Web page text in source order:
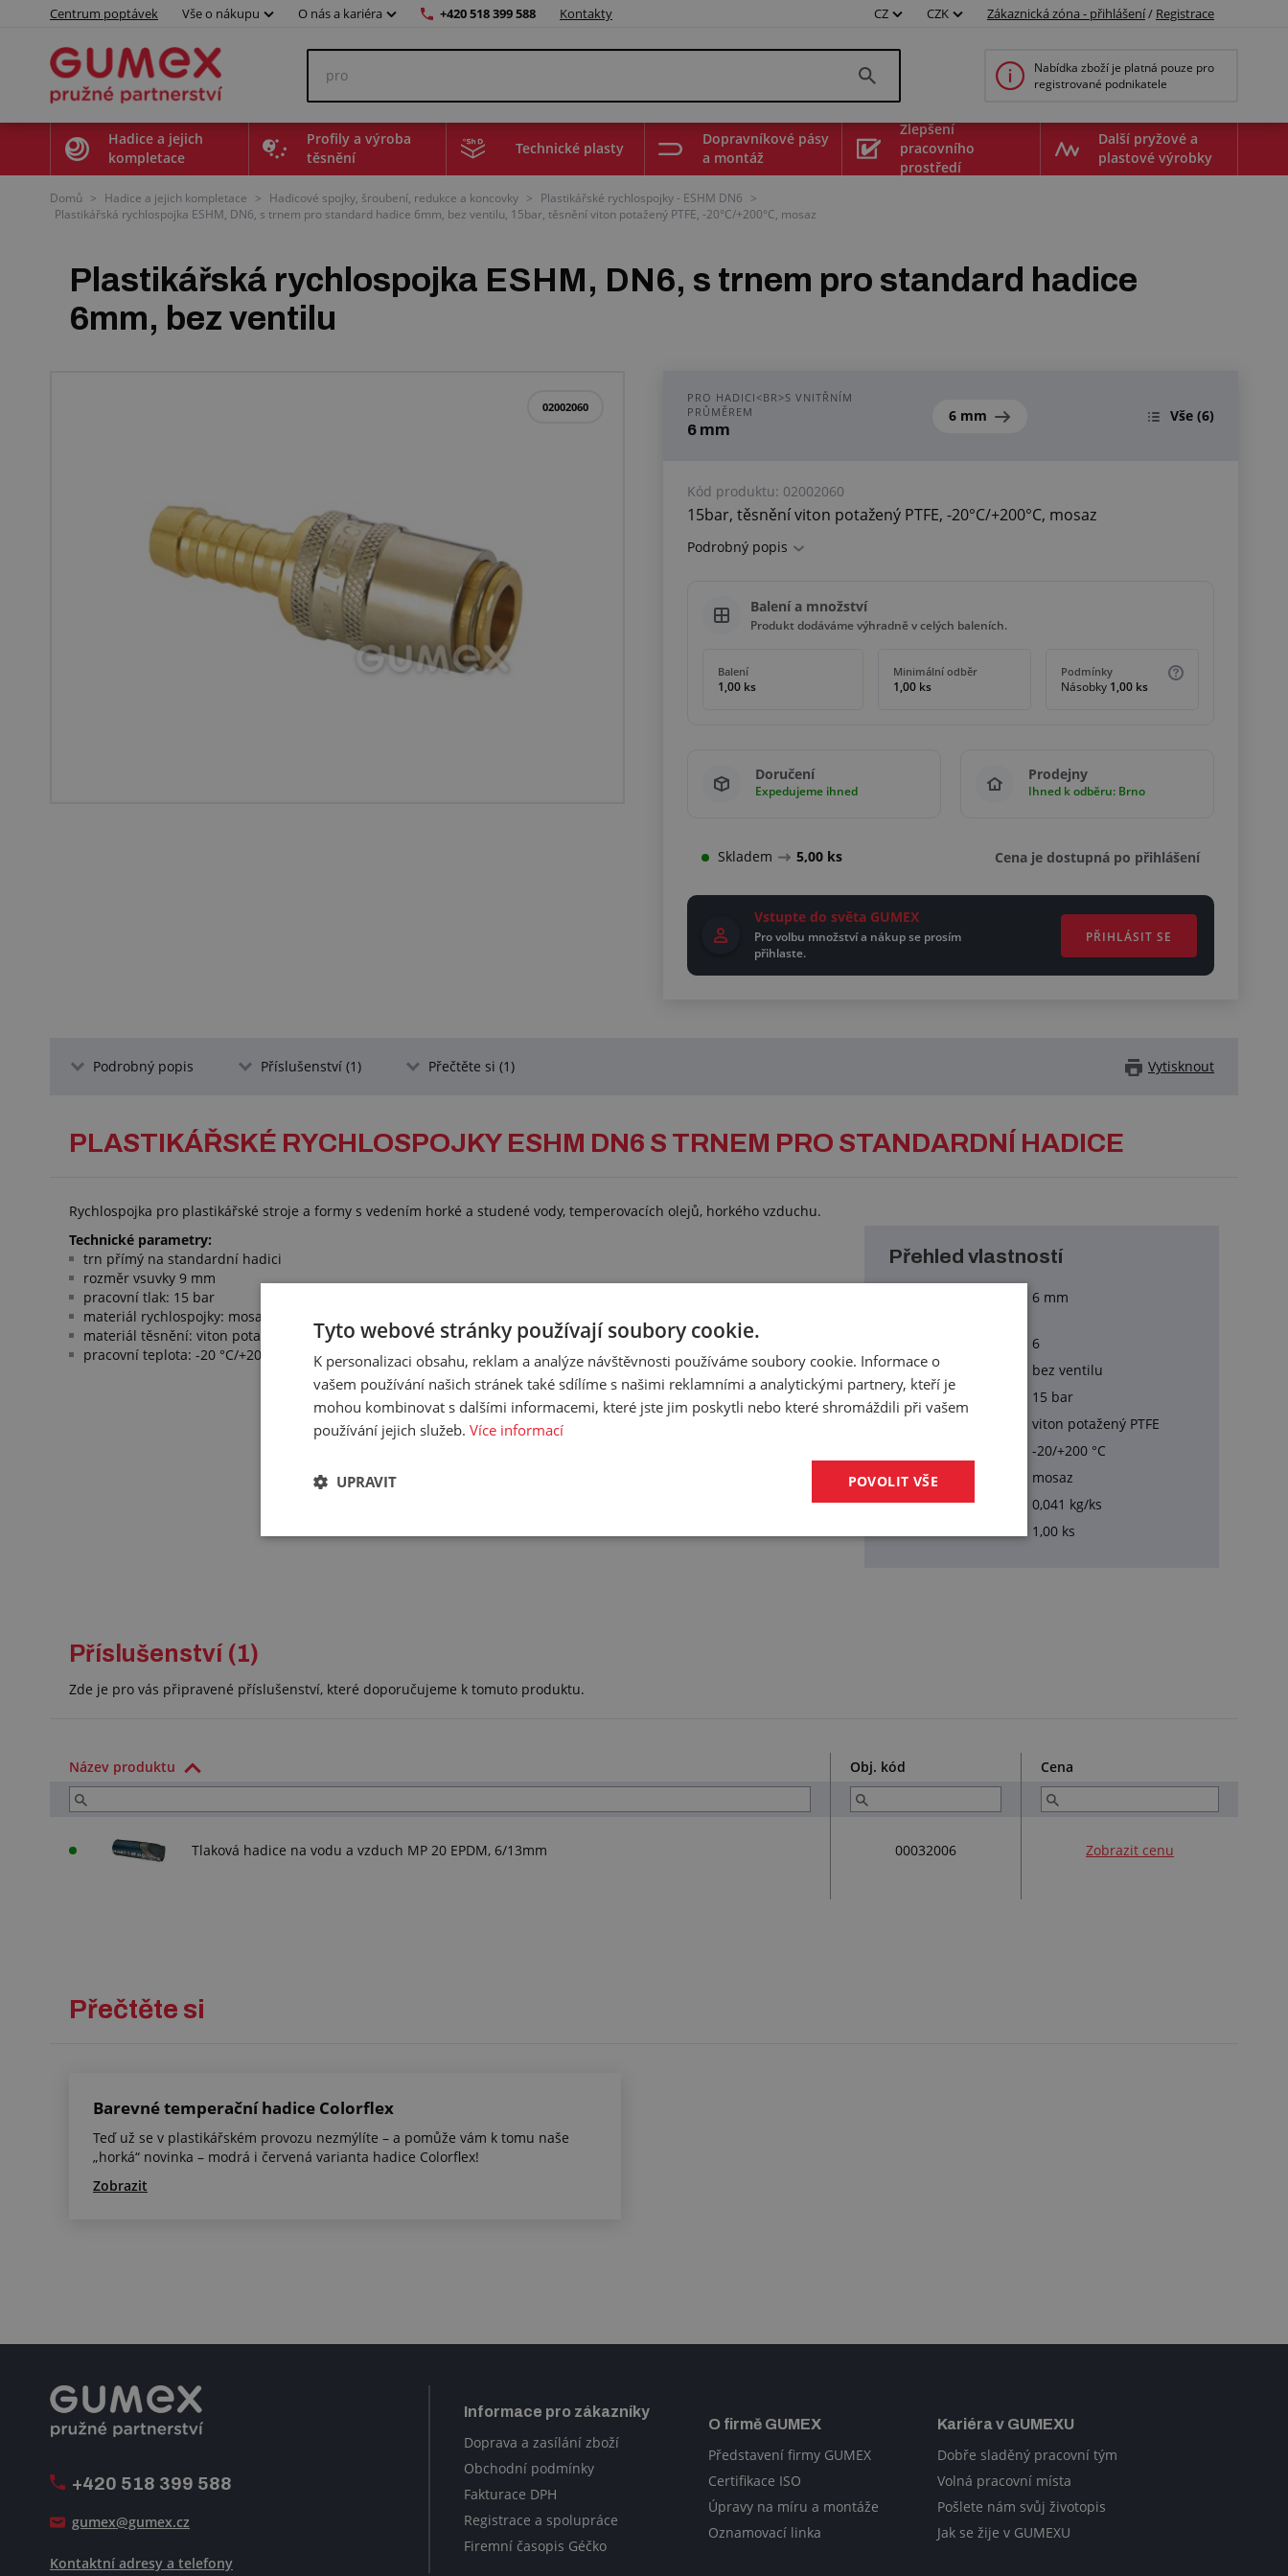
Centrum poptávek Vše o nákupu O nás a kariéra +420 518 399 588 Kontakty CZ CZK Zákaznická zóna - přihlášení/ Registrace
Nabídka zboží je platná pouze pro
registrované podnikatele
Hadice a jejich
kompletace
Profily a výroba
těsnění
Technické plasty
Dopravníkové pásy
a montáž
Zlepšení
pracovního
prostředí
Další pryžové a
plastové výrobky
Domů > Hadice a jejich kompletace > Hadicové spojky, šroubení, redukce a koncovky > Plastikářské rychlospojky - ESHM DN6 >
Plastikářská rychlospojka ESHM, DN6, s trnem pro standard hadice 6mm, bez ventilu, 15bar, těsnění viton potažený PTFE, -20°C/+200°C, mosaz
Plastikářská rychlospojka ESHM, DN6, s trnem pro standard hadice
6mm, bez ventilu
02002060
PRO HADICI<BR>S VNITŘNÍM
PRŮMĚREM
6 mm
6 mm Vše (6)
Kód produktu: 02002060
15bar, těsnění viton potažený PTFE, -20°C/+200°C, mosaz
Podrobný popis
Balení a množství
Produkt dodáváme výhradně v celých baleních.
Balení
1,00 ks
Minimální odběr
1,00 ks
Podmínky
Násobky 1,00 ks
Doručení
Expedujeme ihned
Prodejny
Ihned k odběru: Brno
Skladem 5,00 ks Cena je dostupná po přihlášení
Vstupte do světa GUMEX
Pro volbu množství a nákup se prosím
přihlaste.
PŘIHLÁSIT SE
Podrobný popis Příslušenství (1) Přečtěte si (1) Vytisknout
PLASTIKÁŘSKÉ RYCHLOSPOJKY ESHM DN6 S TRNEM PRO STANDARDNÍ HADICE
Rychlospojka pro plastikářské stroje a formy s vedením horké a studené vody, temperovacích olejů, horkého vzduchu.
Technické parametry:
trn přímý na standardní hadici
rozměr vsuvky 9 mm
pracovní tlak: 15 bar
materiál rychlospojky: mosaz 2.0401
materiál těsnění: viton potažený teflonem (PTFE)
pracovní teplota: -20 °C/+200 °C
Přehled vlastností
6 mm
6
Typ:
bez ventilu
Pracovní tlak:
15 bar
viton potažený PTFE
-20/+200 °C
Materiál:
mosaz
Hmotnost:
0,041 kg/ks
1,00 ks
Příslušenství (1)
Zde je pro vás připravené příslušenství, které doporučujeme k tomuto produktu.
Název produktu Obj. kód Cena
Tlaková hadice na vodu a vzduch MP 20 EPDM, 6/13mm 00032006 Zobrazit cenu
Přečtěte si
Barevné temperační hadice Colorflex
Teď už se v plastikářském provozu nezmýlíte – a pomůže vám k tomu naše
„horká“ novinka – modrá i červená varianta hadice Colorflex!
Zobrazit
+420 518 399 588
gumex@gumex.cz
Kontaktní adresy a telefony
Informace pro zákazníky
Doprava a zasílání zboží
Obchodní podmínky
Fakturace DPH
Registrace a spolupráce
Firemní časopis Géčko
O firmě GUMEX
Představení firmy GUMEX
Certifikace ISO
Úpravy na míru a montáže
Oznamovací linka
Kariéra v GUMEXU
Dobře sladěný pracovní tým
Volná pracovní místa
Pošlete nám svůj životopis
Jak se žije v GUMEXU
Tyto webové stránky používají soubory cookie.
K personalizaci obsahu, reklam a analýze návštěvnosti používáme soubory cookie. Informace o
vašem používání našich stránek také sdílíme s našimi reklamními a analytickými partnery, kteří je
mohou kombinovat s dalšími informacemi, které jste jim poskytli nebo které shromáždili při vašem
používání jejich služeb. Více informací
POVOLIT VŠE
UPRAVIT